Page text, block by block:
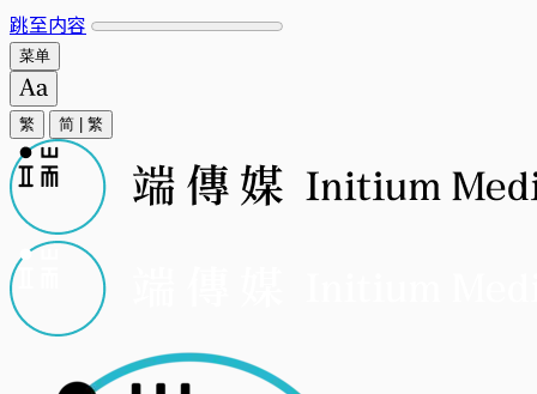
跳至内容
菜单
繁 简 繁